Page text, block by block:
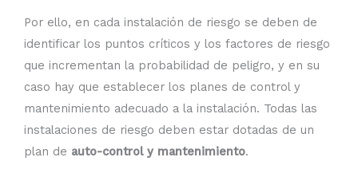
Por ello, en cada instalación de riesgo se deben de
identificar los puntos críticos y los factores de riesgo
que incrementan la probabilidad de peligro, y en su
caso hay que establecer los planes de control y
mantenimiento adecuado a la instalación. Todas las
instalaciones de riesgo deben estar dotadas de un
plan de auto-control y mantenimiento.